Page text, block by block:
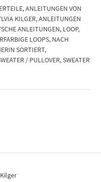
,ANLEITUNGEN VON
KILGER,ANLEITUNGEN
ANLEITUNGEN, LOOP,
LOOPS, NACH
SORTIERT,
/ PULLOVER,SWEATER